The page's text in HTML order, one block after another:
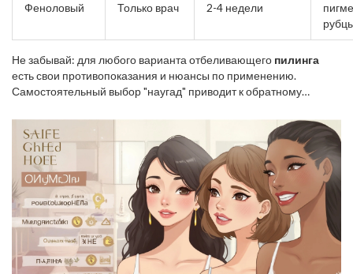
Феноловый Только врач 2-4 недели
Не забывай: для любого варианта отбеливающего пилинга
есть свои противопоказания и нюансы по применению.
Самостоятельный выбор "наугад" приводит к обратному